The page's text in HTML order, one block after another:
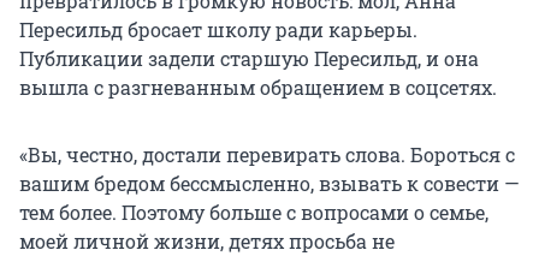
Пересильд бросает школу ради карьеры.
Публикации задели старшую Пересильд, и она
вышла с разгневанным обращением в соцсетях.
«Вы, честно, достали перевирать слова. Бороться с
вашим бредом бессмысленно, взывать к совести —
тем более. Поэтому больше с вопросами о семье,
моей личной жизни, детях просьба не